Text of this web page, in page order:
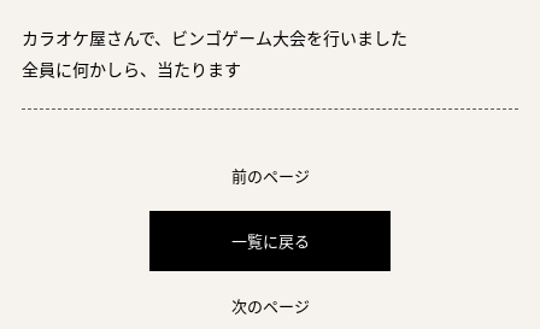
カラオケ屋さんで、ビンゴゲーム大会を行いました
全員に何かしら、当たります
前のページ
一覧に戻る
次のページ